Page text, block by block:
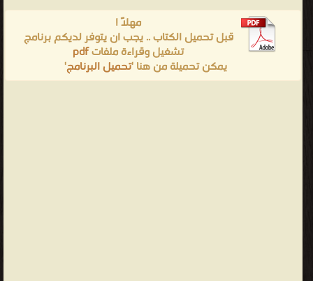
مهلاً !
قبل تحميل الكتاب .. يجب ان يتوفر لديكم برنامج
تشغيل وقراءة ملفاتpdf
يمكن تحميلة من هنا 'تحميل البرنامج'